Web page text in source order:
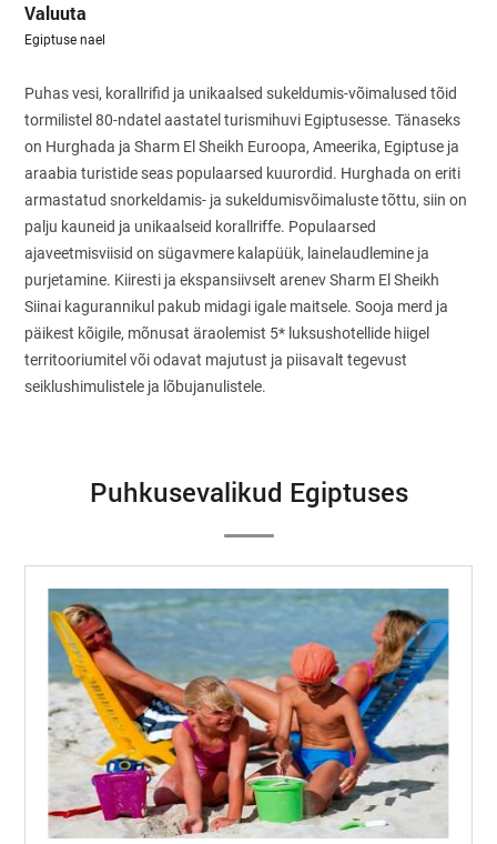
Valuuta
Egiptuse nael
Puhas vesi, korallrifid ja unikaalsed sukeldumis-võimalused tõid
tormilistel 80-ndatel aastatel turismihuvi Egiptusesse. Tänaseks
on Hurghada ja Sharm El Sheikh Euroopa, Ameerika, Egiptuse ja
araabia turistide seas populaarsed kuurordid. Hurghada on eriti
armastatud snorkeldamis- ja sukeldumisvõimaluste tõttu, siin on
palju kauneid ja unikaalseid korallriffe. Populaarsed
ajaveetmisviisid on sügavmere kalapüük, lainelaudlemine ja
purjetamine. Kiiresti ja ekspansiivselt arenev Sharm El Sheikh
Siinai kagurannikul pakub midagi igale maitsele. Sooja merd ja
päikest kõigile, mõnusat äraolemist 5* luksushotellide hiigel
territooriumitel või odavat majutust ja piisavalt tegevust
seiklushimulistele ja lõbujanulistele.
Puhkusevalikud Egiptuses